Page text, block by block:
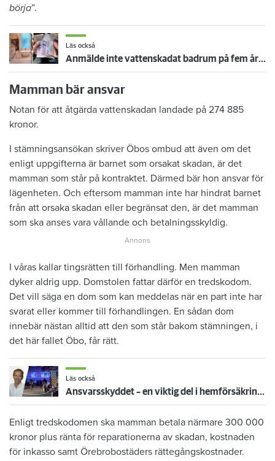
börja”.
Läs också
Anmälde inte vattenskadat badrum på fem år – krävs på 125 000 kronor
Mamman bär ansvar
Notan för att åtgärda vattenskadan landade på 274 885
kronor.
I stämningsansökan skriver Öbos ombud att även om det
enligt uppgifterna är barnet som orsakat skadan, är det
mamman som står på kontraktet. Därmed bär hon ansvar för
lägenheten. Och eftersom mamman inte har hindrat barnet
från att orsaka skadan eller begränsat den, är det mamman
som ska anses vara vållande och betalningsskyldig.
I våras kallar tingsrätten till förhandling. Men mamman
dyker aldrig upp. Domstolen fattar därför en tredskodom.
Det vill säga en dom som kan meddelas när en part inte har
svarat eller kommer till förhandlingen. En sådan dom
innebär nästan alltid att den som står bakom stämningen, i
det här fallet Öbo, får rätt.
Läs också
Ansvarsskyddet – en viktig del i hemförsäkringen
Enligt tredskodomen ska mamman betala närmare 300 000
kronor plus ränta för reparationerna av skadan, kostnaden
för inkasso samt Örebrobostäders rättegångskostnader.